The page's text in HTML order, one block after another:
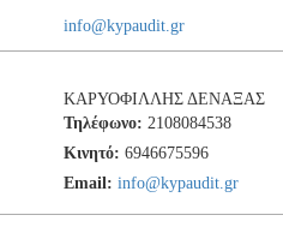
info@kypaudit.gr
ΚΑΡΥΟΦΙΛΛΗΣ ΔΕΝΑΞΑΣ
Τηλέφωνο: 2108084538
Κινητό: 6946675596
Email: info@kypaudit.gr